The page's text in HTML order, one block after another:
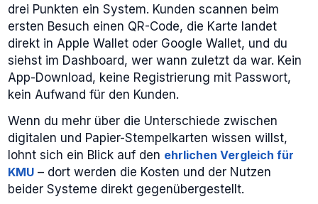
drei Punkten ein System. Kunden scannen beim
ersten Besuch einen QR-Code, die Karte landet
direkt in Apple Wallet oder Google Wallet, und du
siehst im Dashboard, wer wann zuletzt da war. Kein
App-Download, keine Registrierung mit Passwort,
kein Aufwand für den Kunden.
Wenn du mehr über die Unterschiede zwischen
digitalen und Papier-Stempelkarten wissen willst,
lohnt sich ein Blick auf den ehrlichen Vergleich für
KMU – dort werden die Kosten und der Nutzen
beider Systeme direkt gegenübergestellt.